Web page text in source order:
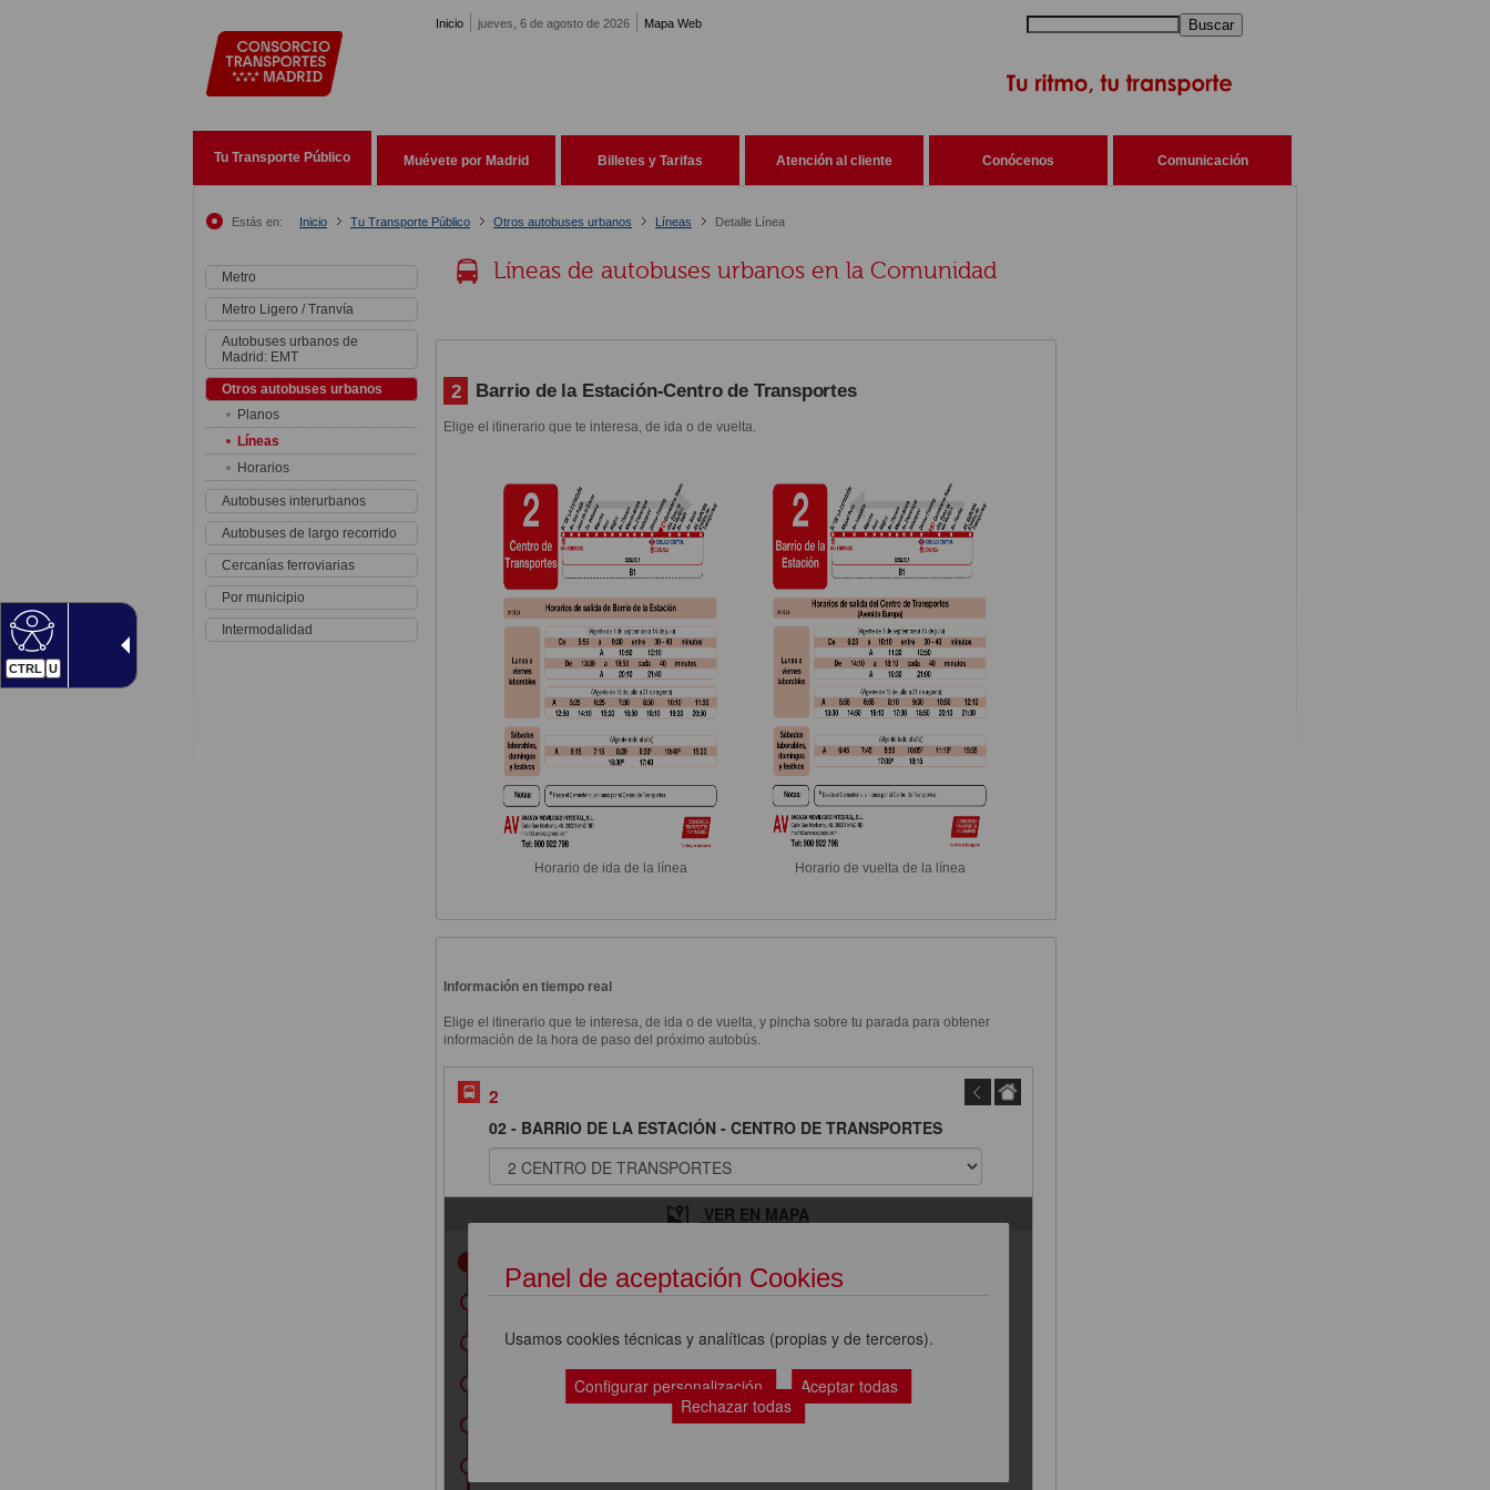
CTRL U
Inicio jueves, 6 de agosto de 2026 Mapa Web Buscar
Tu Transporte Público Muévete por Madrid Billetes y Tarifas Atención al cliente Conócenos Comunicación
Estás en: Inicio Tu Transporte Público Otros autobuses urbanos Líneas Detalle Línea
Metro
Metro Ligero / Tranvía
Autobuses urbanos de
Madrid: EMT
Otros autobuses urbanos
Planos
Líneas
Horarios
Autobuses interurbanos
Autobuses de largo recorrido
Cercanías ferroviarias
Por municipio
Intermodalidad
Líneas de autobuses urbanos en la Comunidad
2 Barrio de la Estación-Centro de Transportes
Elige el itinerario que te interesa, de ida o de vuelta.
Horario de ida de la línea Horario de vuelta de la línea
Información en tiempo real
Elige el itinerario que te interesa, de ida o de vuelta, y pincha sobre tu parada para obtener
información de la hora de paso del próximo autobús.